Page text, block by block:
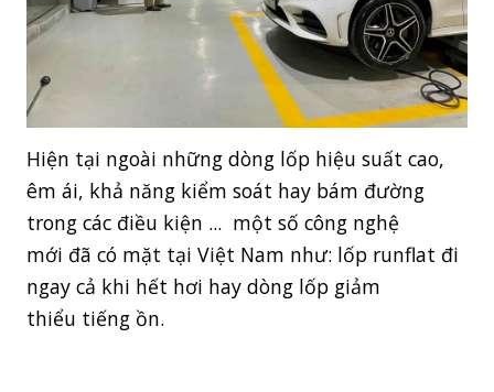
Hiện tại ngoài những dòng lốp hiệu suất cao,
êm ái, khả năng kiểm soát hay bám đường
trong các điều kiện ... một số công nghệ